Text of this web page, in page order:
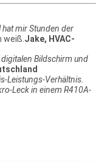
hat mir Stunden der
weiß.Jake, HVAC-
Bildschirm und
Leistungs-Verhältnis.
Leck in einem R410A-